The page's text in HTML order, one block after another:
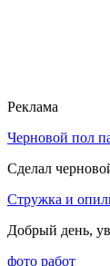
Реклама
Черновой пол
Сделал
Стружка и
Добрый день,
фото работ